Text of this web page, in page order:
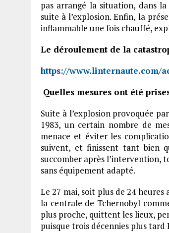
pas arrangé la situation, dans
suite à l’explosion. Enfin, la
inflammable une fois chauffé,
Le déroulement de la
https://www.linternaute.com/
Quelles mesures ont été
Suite à l’explosion provoquée
1983, un certain nombre de
menace et éviter les
suivent, et finissent tant bien
succomber après l’intervention,
sans équipement adapté.
Le 27 mai, soit plus de 24 heures
la centrale de Tchernobyl
plus proche, quittent les lieux,
puisque trois décennies plus